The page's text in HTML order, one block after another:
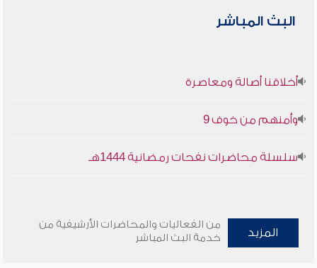
البث المباشر
أخلاقنا أصالة ومعاصرة
وأمنهم من خوف 9
سلسلة محاضرات نفحات رمضانية 1444هـ
المزيد
من الفعاليات والمحاضرات الأرشيفية من
خدمة البث المباشر